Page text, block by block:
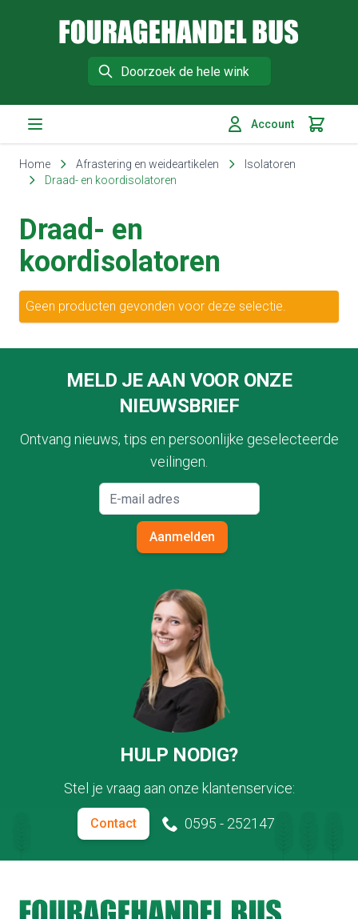
Search
Account
Home Afrastering en weideartikelen
Isolatoren
Draad- en koordisolatoren
Draad- en
koordisolatoren
Geen producten gevonden voor deze selectie.
MELD JE AAN VOOR ONZE
NIEUWSBRIEF
Ontvang nieuws, tips en persoonlijke geselecteerde
veilingen.
Aanmelden
HULP NODIG?
Stel je vraag aan onze klantenservice:
Contact 0595 - 252147